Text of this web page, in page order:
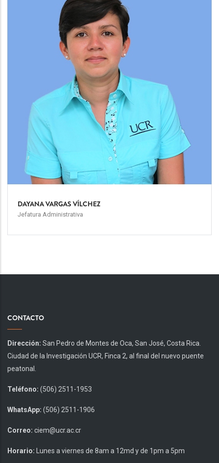
DAYANA VARGAS VÍLCHEZ
Jefatura Administrativa
CONTACTO
Dirección: San Pedro de Montes de Oca, San José, Costa Rica.
Ciudad de la Investigación UCR, Finca 2, al final del nuevo puente
peatonal.
Teléfono: (506) 2511-1953
WhatsApp: (506) 2511-1906
Correo: ciem@ucr.ac.cr
Horario: Lunes a viernes de 8am a 12md y de 1pm a 5pm